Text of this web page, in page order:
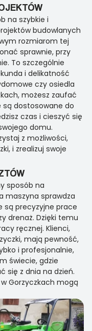
na szybkie i
budowlanych
rozmiarom tej
sprawnie, przy
To szczególnie
i delikatność
czy osiedla
możesz zaufać
są dostosowane do
czas i cieszyć się
domu.
z możliwości,
i zrealizuj swoje
sposób na
maszyna sprawdza
są precyzyjne prace
drenaż. Dzięki temu
ręcznej. Klienci,
mają pewność,
i profesjonalnie,
świecie, gdzie
się z dnia na dzień.
w Gorzyczkach mogą